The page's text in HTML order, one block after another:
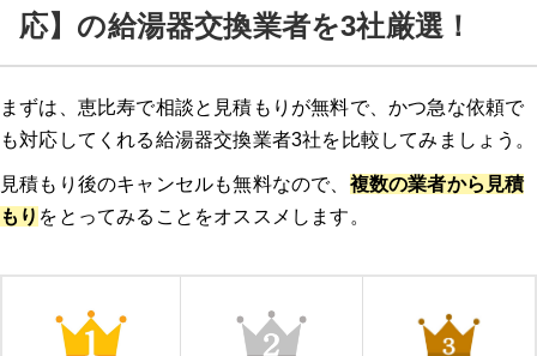
応】の給湯器交換業者を3社厳選！
まずは、恵比寿で相談と見積もりが無料で、かつ急な依頼で
も対応してくれる給湯器交換業者3社を比較してみましょう。
見積もり後のキャンセルも無料なので、 複数の業者から見積
もり をとってみることをオススメします。